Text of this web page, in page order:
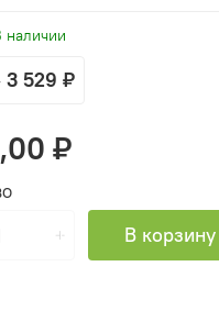
наличии
3 529 ₽
₽
В корзину